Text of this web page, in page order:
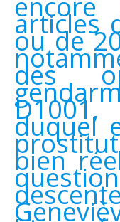
articles
ou de
des
duquel
bien